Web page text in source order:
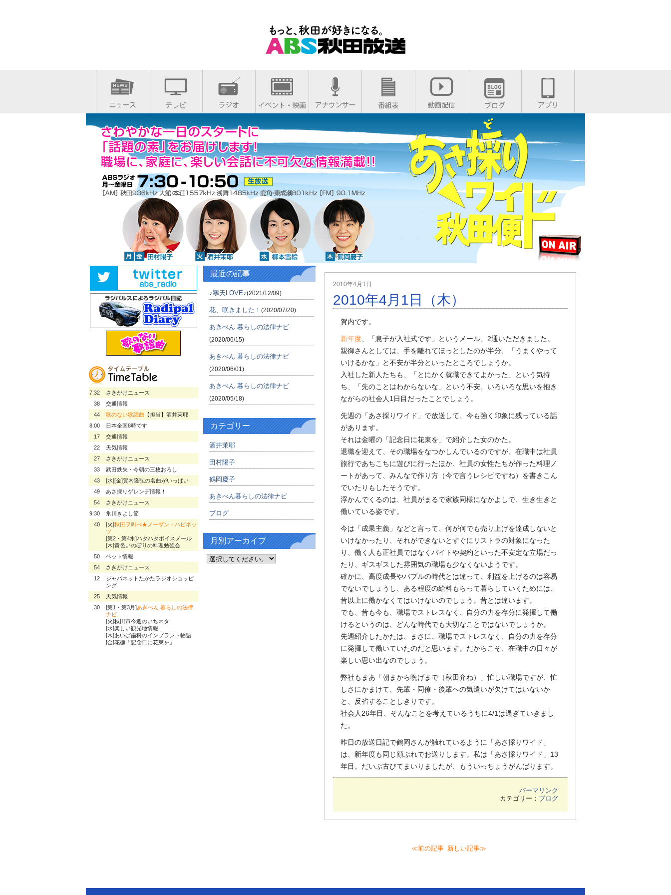
2010年4月1日
2010年4月1日（木）
賀内です。
新年度 、「息子が入社式です」というメール、2通いただきました。
親御さんとしては、手を離れてほっとしたのが半分、「うまくやって
いけるかな」と不安が半分といったところでしょうか。
入社した新人たちも、「とにかく就職できてよかった」という気持
ち、「先のことはわからないな」という不安、いろいろな思いを抱き
ながらの社会人1日目だったことでしょう。
先週の「あさ採りワイド」で放送して、今も強く印象に残っている話
があります。
それは金曜の「記念日に花束を」で紹介した女のかた。
退職を迎えて、その職場をなつかしんでいるのですが、在職中は社員
旅行であちこちに遊びに行ったほか、社員の女性たちが作った料理ノ
ートがあって、みんなで作り方（今で言うレシピですね）を書きこん
でいたりもしたそうです。
浮かんでくるのは、社員がまるで家族同様になかよしで、生き生きと
働いている姿です。
今は「成果主義」などと言って、何が何でも売り上げを達成しないと
いけなかったり、それができないとすぐにリストラの対象になった
り、働く人も正社員ではなくバイトや契約といった不安定な立場だっ
たり、ギスギスした雰囲気の職場も少なくないようです。
確かに、高度成長やバブルの時代とは違って、利益を上げるのは容易
でないでしょうし、ある程度の給料もらって暮らしていくためには、
昔以上に働かなくてはいけないのでしょう。昔とは違います。
でも、昔も今も、職場でストレスなく、自分の力を存分に発揮して働
けるというのは、どんな時代でも大切なことではないでしょうか。
先週紹介したかたは、まさに、職場でストレスなく、自分の力を存分
に発揮して働いていたのだと思います。だからこそ、在職中の日々が
楽しい思い出なのでしょう。
弊社もまあ「朝まから晩げまで（秋田弁ね）」忙しい職場ですが、忙
しさにかまけて、先輩・同僚・後輩への気遣いが欠けてはいないか
と、反省することしきりです。
社会人26年目、そんなことを考えているうちに4/1は過ぎていきまし
た。
昨日の放送日記で鶴岡さんが触れているように「あさ採りワイド」
は、新年度も同じ顔ぶれでお送りします。私は「あさ採りワイド」13
年目。だいぶ古びてまいりましたが、もういっちょうがんばります。
パーマリンク
カテゴリー： ブログ
≪前の記事 新しい記事≫
7:32
さきがけニュース
38
交通情報
44
歌のない歌謡曲 【担当】酒井茉耶
8:00
日本全国8時です
17
交通情報
22
天気情報
27
さきがけニュース
33
武田鉄矢・今朝の三枚おろし
43
[水][金]賀内隆弘の名曲がいっぱい
49
あさ採りゲレンデ情報！
54
さきがけニュース
9:30
氷川きよし節
40
[火]秋田ヲ叫べ★ノーザン・ハピネッ
ツ
[第2・第4水]ハタハタボイスメール
[木]黄色いのぼりの料理勉強会
50
ペット情報
54
さきがけニュース
12
ジャパネットたかたラジオショッピ
ング
25
天気情報
30
[第1・第3月]あきべん 暮らしの法律
ナビ
[火]秋田市今週のいちネタ
[水]楽しい観光地情報
[木]あいば歯科のインプラント物語
[金]花徳「記念日に花束を」
最近の記事
♪寒天LOVE♪(2021/12/09)
花、咲きました！ (2020/07/20)
あきべん 暮らしの法律ナビ
(2020/06/15)
あきべん 暮らしの法律ナビ
(2020/06/01)
あきべん 暮らしの法律ナビ
(2020/05/18)
カテゴリー
酒井茉耶
田村陽子
鶴岡慶子
あきべん暮らしの法律ナビ
ブログ
月別アーカイブ